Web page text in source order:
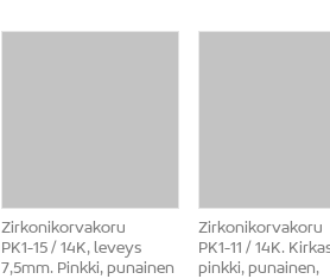
Zirkonikorvakoru
PK1-15 / 14K, leveys
7,5mm. Pinkki, punainen
Zirkonikorvakoru
PK1-11 / 14K.
pinkki, punainen,